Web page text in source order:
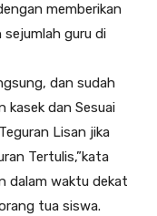
memberikan
sejumlah guru di
dan sudah
kasek dan Sesuai
Lisan jika
Tertulis,”kata
dalam waktu dekat
tua siswa.